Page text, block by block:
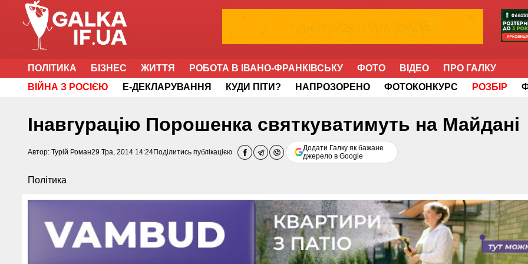
ПОЛІТИКА БІЗНЕС ЖИТТЯ РОБОТА В ІВАНО-ФРАНКІВСЬКУ ФОТО ВІДЕО
ПРО ГАЛКУ
ВІЙНА З РОСІЄЮ
Е-ДЕКЛАРУВАННЯ КУДИ ПІТИ? НАПРОЗОРЕНО ФОТОКОНКУРС РОЗБІР
Інавгурацію Порошенка святкуватимуть на Майдані
Автор: Турій Роман29 Тра, 2014 14:24Поділитись публікацією
Додати Галку як бажане
джерело в Google
Політика